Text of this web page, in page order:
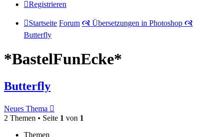
Registrieren
Startseite Forum 🙧 Übersetzungen in Photoshop 🙧
Butterfly
*BastelFunEcke*
Butterfly
Neues Thema
2 Themen • Seite 1 von 1
Themen